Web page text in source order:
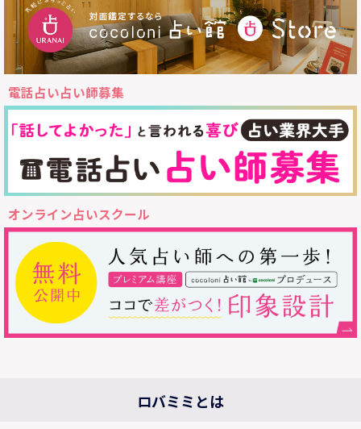
電話占い占い師募集
オンライン占いスクール
ロバミミとは